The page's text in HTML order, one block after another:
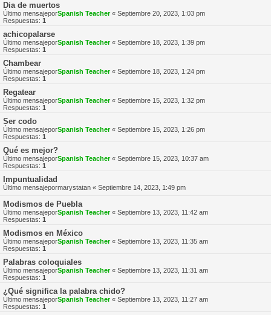
Dia de muertos
Último mensajeporSpanish Teacher« Septiembre 20, 2023, 1:03 pm
Respuestas: 1
achicopalarse
Último mensajeporSpanish Teacher« Septiembre 18, 2023, 1:39 pm
Respuestas: 1
Chambear
Último mensajeporSpanish Teacher« Septiembre 18, 2023, 1:24 pm
Respuestas: 1
Regatear
Último mensajeporSpanish Teacher« Septiembre 15, 2023, 1:32 pm
Respuestas: 1
Ser codo
Último mensajeporSpanish Teacher« Septiembre 15, 2023, 1:26 pm
Respuestas: 1
Qué es mejor?
Último mensajeporSpanish Teacher« Septiembre 15, 2023, 10:37 am
Respuestas: 1
Impuntualidad
Último mensajepormarystatan « Septiembre 14, 2023, 1:49 pm
Modismos de Puebla
Último mensajeporSpanish Teacher« Septiembre 13, 2023, 11:42 am
Respuestas: 1
Modismos en México
Último mensajeporSpanish Teacher« Septiembre 13, 2023, 11:35 am
Respuestas: 1
Palabras coloquiales
Último mensajeporSpanish Teacher« Septiembre 13, 2023, 11:31 am
Respuestas: 1
¿Qué significa la palabra chido?
Último mensajeporSpanish Teacher« Septiembre 13, 2023, 11:27 am
Respuestas: 1